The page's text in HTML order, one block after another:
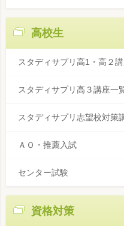
高校生
スタディサプリ高1・高２
スタディサプリ高３講座一
スタディサプリ志望校対策
ＡＯ・推薦入試
センター試験
資格対策